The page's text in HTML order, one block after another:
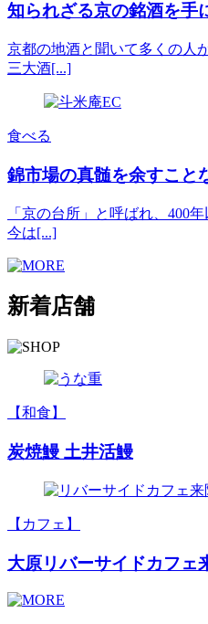
知られざる京の銘酒を手
京都の地酒と聞いて多くの人
三大酒[...]
食べる
錦市場の真髄を余すこと
「京の台所」と呼ばれ、400
今は[...]
新着店舗
【和食】
炭焼鰻 土井活鰻
【カフェ】
大原リバーサイドカフェ